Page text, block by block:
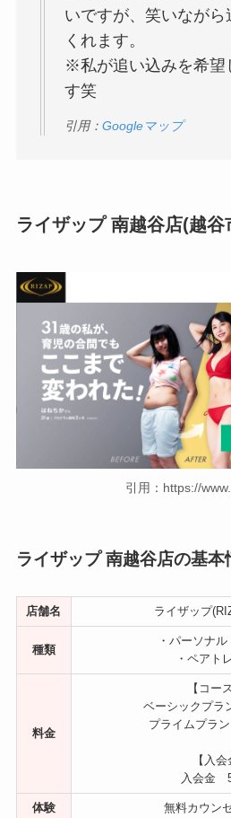
いですが、笑いながら
くれます。
※私が追い込みを希望
す笑
引用： Googleマップ
ライザップ 南越谷店(越
引用：https://
ライザップ 南越谷店の基本
店舗名 ライザップ
種類
・パーソナ
・ペアト
料金
【コー
ベーシックプ
プライムプラ
【入会
入会金
体験 無料カウン